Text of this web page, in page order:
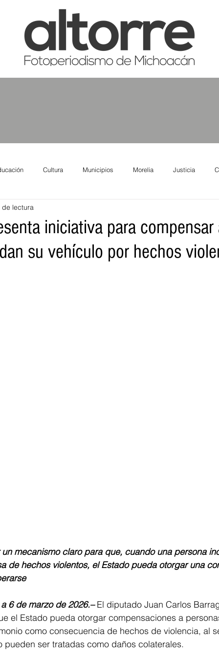
Cultura Municipios Morelia Justicia
Salud
Turismo Sader DIF Mujeres Scop
iniciativa para compensar
su vehículo por hechos
de lectura
mecanismo claro para que, cuando una persona
de hechos violentos, el Estado pueda otorgar una
6 de marzo de 2026.– El diputado Juan Carlos
el Estado pueda otorgar compensaciones a
como consecuencia de hechos de violencia, al
pueden ser tratadas como daños colaterales.